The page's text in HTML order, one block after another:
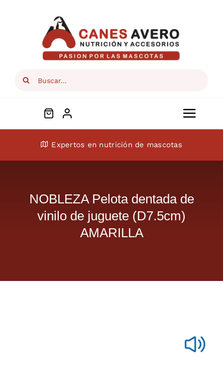
Search
ConócenosExpertos en nutrición de mascotas
NOBLEZA Pelota dentada de
vinilo de juguete (D7.5cm)
AMARILLA